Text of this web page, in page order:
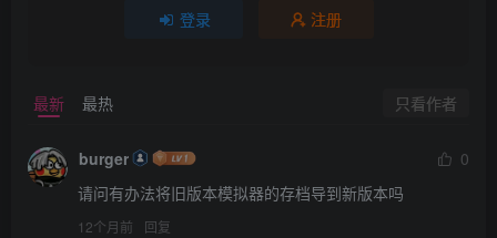
登录 注册
最新 最热 只看作者
burger
0
请问有办法将旧版本模拟器的存档导到新版本吗
12个月前 回复